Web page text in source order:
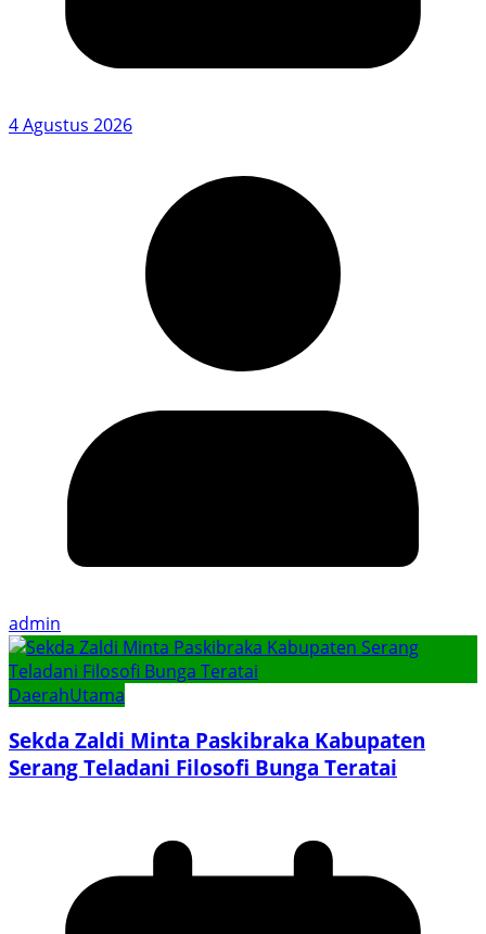
4 Agustus 2026
admin
DaerahUtama
Sekda Zaldi Minta Paskibraka Kabupaten
Serang Teladani Filosofi Bunga Teratai